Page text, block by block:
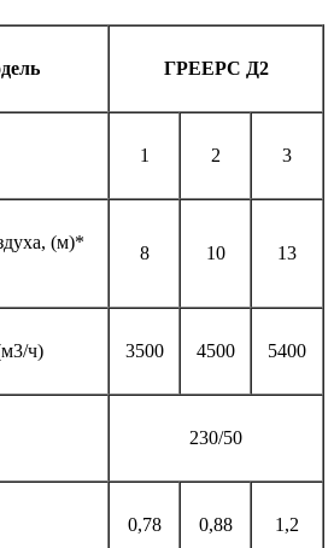
ГРЕЕРС Д2
1 2 3
(м)*
8 10 13
ч) 3500 4500 5400
230/50
0,78 0,88 1,2